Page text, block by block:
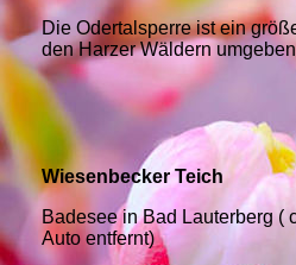
Die Odertalsperre ist ein
den Harzer Wäldern
Wiesenbecker Teich
Badesee in Bad Lauterberg (
Auto entfernt)